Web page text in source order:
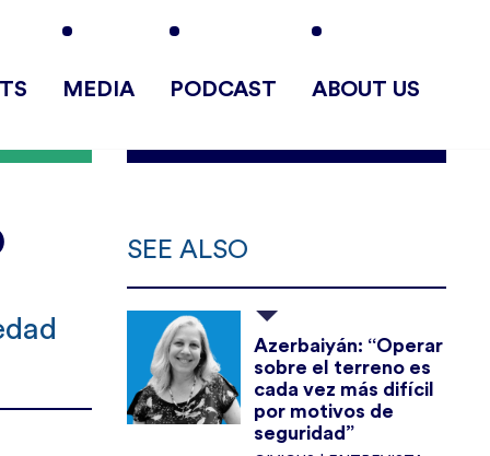
MEDIA PODCAST ABOUT US
SEE ALSO
Azerbaiyán: “Operar
sobre el terreno es
cada vez más difícil
por motivos de
seguridad”